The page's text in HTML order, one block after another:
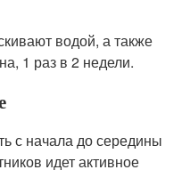
водой, а также
1 раз в 2 недели.
с начала до середины
идет активное